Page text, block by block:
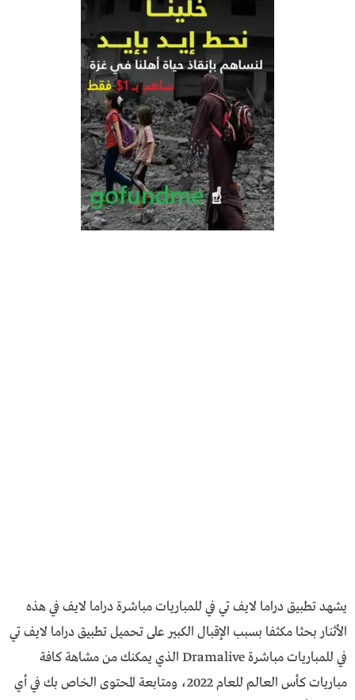
يشهد تطبيق دراما لايف تي في للمباريات مباشرة دراما لايف في هذه
الأثنار بحثا مكثفا بسبب الإقبال الكبير على تحميل تطبيق دراما لايف تي
في للمباريات مباشرة Dramalive الذي يمكنك من مشاهة كافة
مباريات كأس العالم للعام 2022، ومتابعة المحتوى الخاص بك في أي